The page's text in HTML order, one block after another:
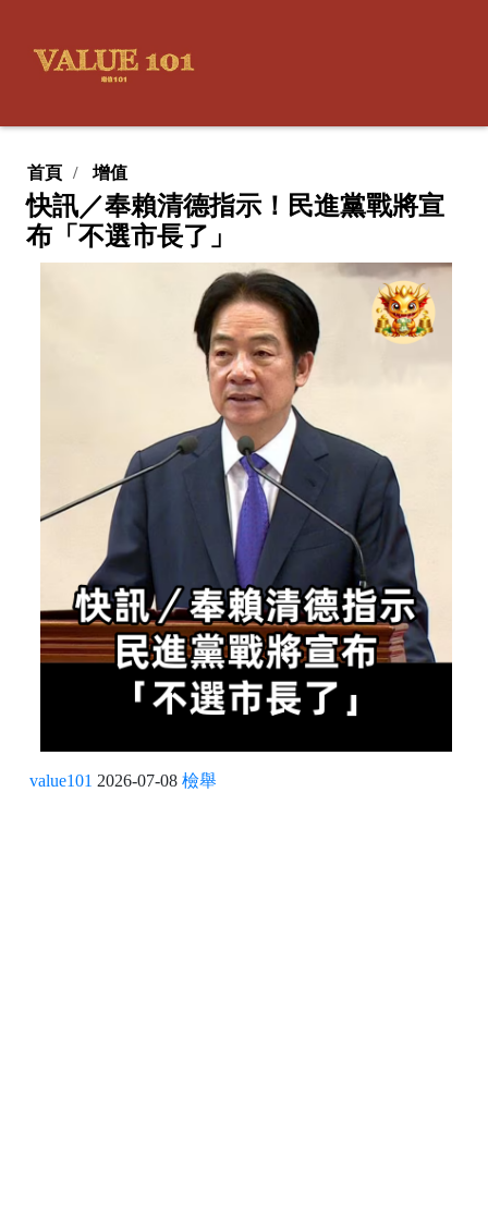
首頁 增值
快訊／奉賴清德指示！民進黨戰將宣
布「不選市長了」
value101 2026-07-08 檢舉